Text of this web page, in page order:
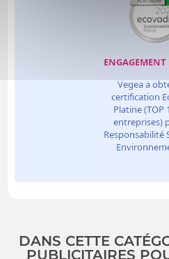
DANS CETTE
PUBLICITAIRES